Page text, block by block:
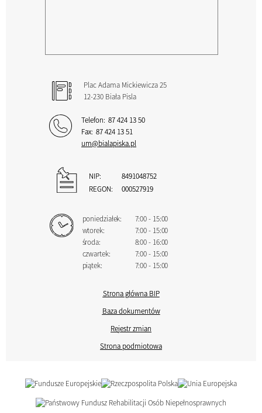
Plac Adama Mickiewicza 25
12-230 Biała Pisla
Telefon: 87 424 13 50
Fax: 87 424 13 51
um@bialapiska.pl
NIP:
8491048752
REGON:
000527919
poniedziałek:
7:00 - 15:00
wtorek:
7:00 - 15:00
środa:
8:00 - 16:00
czwartek:
7:00 - 15:00
piątek:
7:00 - 15:00
Strona główna BIP
Baza dokumentów
Rejestr zmian
Strona podmiotowa